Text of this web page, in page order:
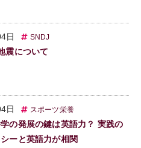
日 SNDJ
震について
日 スポーツ栄養
の発展の鍵は英語力？ 実践の
ーと英語力が相関